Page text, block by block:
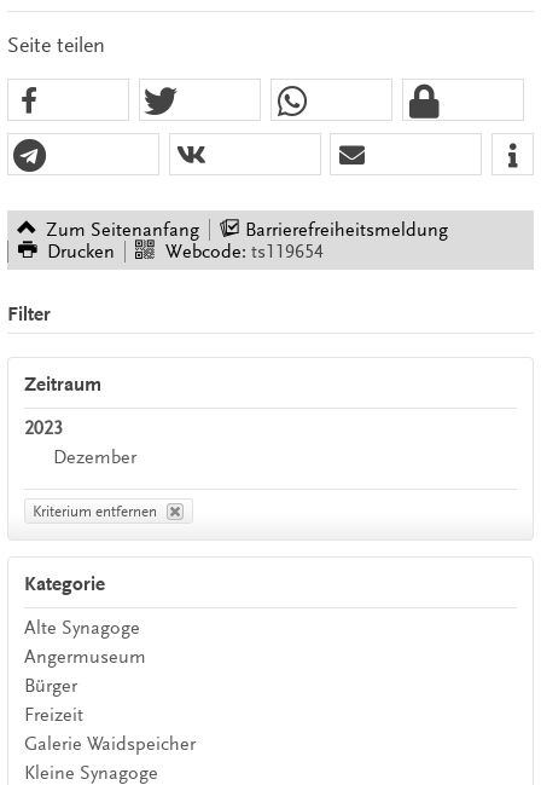
Seite teilen
Zum Seitenanfang
Barrierefreiheitsmeldung
Drucken
Webcode: ts119654
Filter
Zeitraum
2023
Dezember
Kriterium entfernen
Kategorie
Alte Synagoge
Angermuseum
Bürger
Freizeit
Galerie Waidspeicher
Kleine Synagoge